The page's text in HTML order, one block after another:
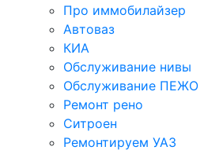
Про иммобилайзер
Автоваз
КИА
Обслуживание нивы
Обслуживание ПЕЖО
Ремонт рено
Ситроен
Ремонтируем УАЗ